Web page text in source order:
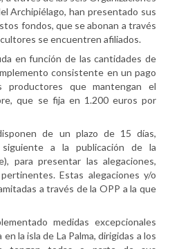
Archipiélago, han presentado sus
fondos, que se abonan a través
se encuentren afiliados.
en función de las cantidades de
consistente en un pago
productores que mantengan el
que se fija en 1.200 euros por
de un plazo de 15 días,
a la publicación de la
para presentar las alegaciones,
Estas alegaciones y/o
a través de la OPP a la que
medidas excepcionales
la isla de La Palma, dirigidas a los